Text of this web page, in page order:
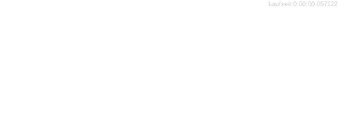
Laufzeit:0:00:00.057122